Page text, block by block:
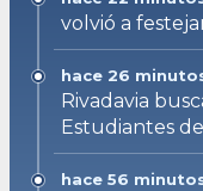
volvió a
hace 26
Rivadavia
Estudiantes
hace 56